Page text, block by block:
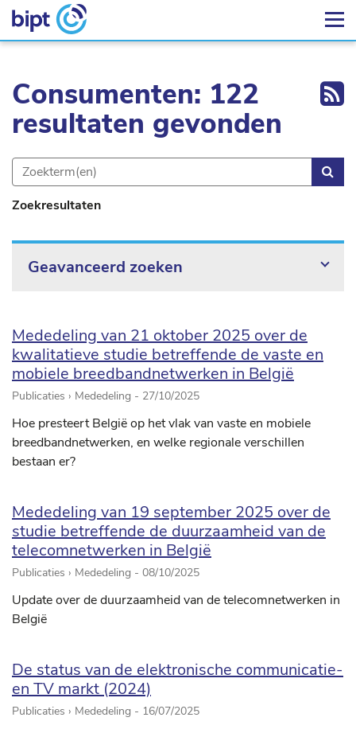
Consumenten: 122
resultaten gevonden
Zoekresultaten
Geavanceerd zoeken
Mededeling van 21 oktober 2025 over de
kwalitatieve studie betreffende de vaste en
mobiele breedbandnetwerken in België
Publicaties › Mededeling - 27/10/2025
Hoe presteert België op het vlak van vaste en mobiele
breedbandnetwerken, en welke regionale verschillen
bestaan er?
Mededeling van 19 september 2025 over de
studie betreffende de duurzaamheid van de
telecomnetwerken in België
Publicaties › Mededeling - 08/10/2025
Update over de duurzaamheid van de telecomnetwerken in
België
De status van de elektronische communicatie-
en TV markt (2024)
Publicaties › Mededeling - 16/07/2025